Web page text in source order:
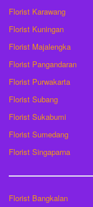
Florist Karawang
Florist Kuningan
Florist Majalengka
Florist Pangandaran
Florist Purwakarta
Florist Subang
Florist Sukabumi
Florist Sumedang
Florist Singaparna
Florist Bangkalan